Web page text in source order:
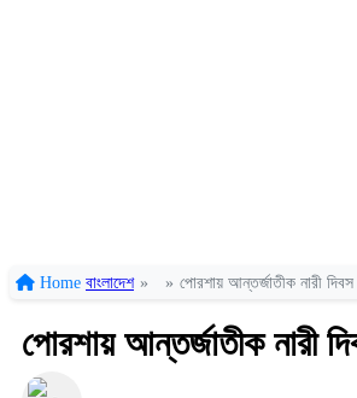
Home বাংলাদেশ » » পোরশায় আন্তর্জাতীক নারী দিবস
পোরশায় আন্তর্জাতীক নারী